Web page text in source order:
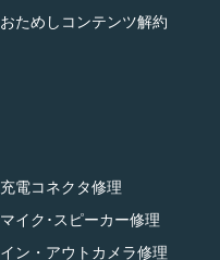
おためしコンテンツ解約
充電コネクタ修理
マイク･スピーカー修理
イン・アウトカメラ修理